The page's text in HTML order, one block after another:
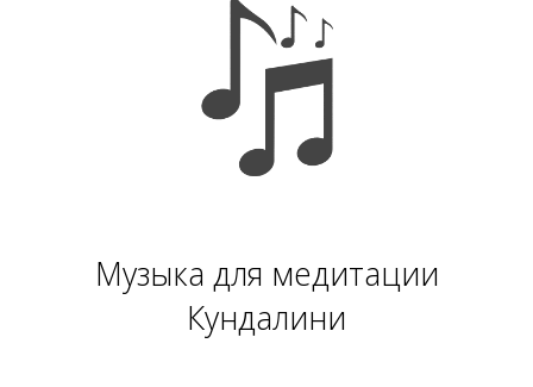
Музыка для медитации
Кундалини